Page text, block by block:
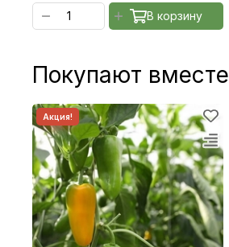
В корзину
Покупают вместе